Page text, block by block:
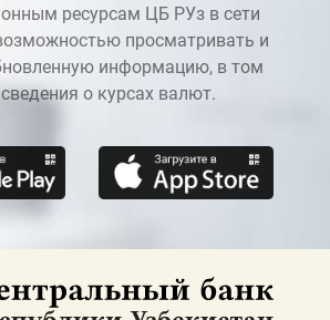
ресурсам ЦБ РУз в сети
просматривать и
информацию, в том
о курсах валют.